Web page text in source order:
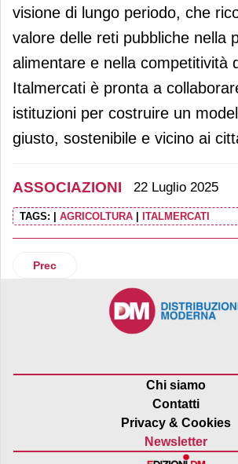
visione di lungo periodo, che
valore delle reti pubbliche nella
alimentare e nella competitività
Italmercati è pronta a
istituzioni per costruire un
giusto, sostenibile e vicino ai
ASSOCIAZIONI 22 Luglio 2025
TAGS: | AGRICOLTURA | ITALMERCATI
Articolo precedente: Il Culatello di
Prec
Chi siamo
Contatti
Privacy & Cookies
Newsletter